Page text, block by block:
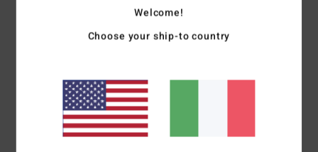
proprio perché hanno un taglio così ben fatto e non sembrano affatto
Mostra originale - Français
5
Welcome!
Choose your ship-to country